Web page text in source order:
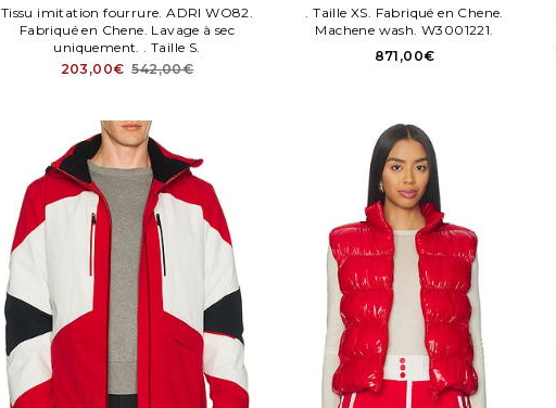
Tissu imitation fourrure. ADRI WO82.
Fabriqué en Chene. Lavage à sec
uniquement. . Taille S.
203,00€ 542,00€
. Taille XS. Fabriqué en Chene.
Machene wash. W3001221.
871,00€